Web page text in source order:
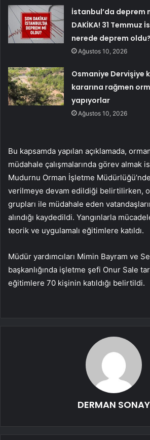
İstanbul’da deprem
DAKİKA! 31 Temmuz
nerede deprem oldu?
Ağustos 10, 2026
Osmaniye Dervişiye
kararına rağmen
yapıyorlar
Ağustos 10, 2026
Bu kapsamda yapılan açıklamada,
müdahale çalışmalarında görev almak
Mudurnu Orman İşletme
verilmeye devam edildiği belirtilirken,
grupları ile müdahale eden
alındığı kaydedildi. Yangınlarla
teorik ve uygulamalı eğitimlere katıldı.
Müdür yardımcıları Mimin Bayram ve
başkanlığında işletme şefi Onur Sale
eğitimlere 70 kişinin katıldığı belirtildi.
DERMAN SONAY